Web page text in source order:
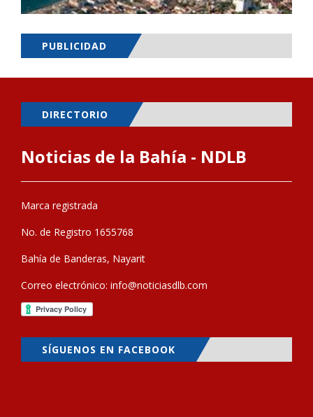
PUBLICIDAD
DIRECTORIO
Noticias de la Bahía - NDLB
Marca registrada
No. de Registro 1655768
Bahía de Banderas, Nayarit
Correo electrónico: info@noticiasdlb.com
SÍGUENOS EN FACEBOOK